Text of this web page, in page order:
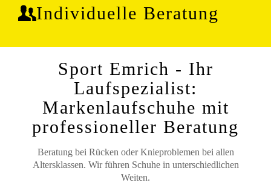
Individuelle Beratung
Sport Emrich - Ihr
Laufspezialist:
Markenlaufschuhe mit
professioneller Beratung
Beratung bei Rücken oder Knieproblemen bei allen
Altersklassen. Wir führen Schuhe in unterschiedlichen
Weiten.